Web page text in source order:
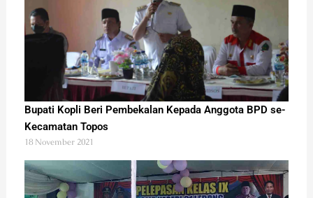
Bupati Kopli Beri Pembekalan Kepada Anggota BPD se-
Kecamatan Topos
18 November 2021